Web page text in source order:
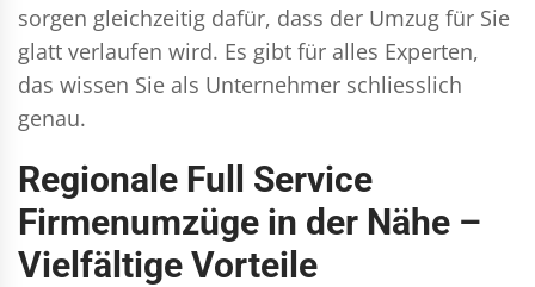
sorgen gleichzeitig dafür, dass der Umzug für Sie
glatt verlaufen wird. Es gibt für alles Experten,
das wissen Sie als Unternehmer schliesslich
genau.
Regionale Full Service
Firmenumzüge in der Nähe –
Vielfältige Vorteile